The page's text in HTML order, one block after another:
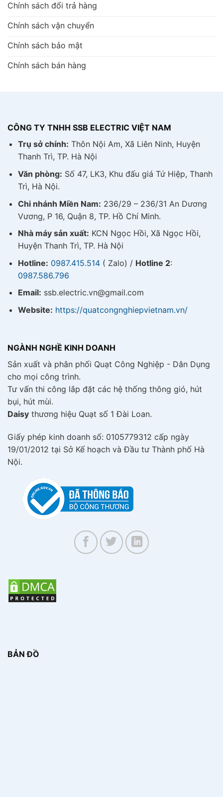
Chính sách đổi trả hàng
Chính sách vận chuyển
Chính sách bảo mật
Chính sách bán hàng
CÔNG TY TNHH SSB ELECTRIC VIỆT NAM
Trụ sở chính: Thôn Nội Am, Xã Liên Ninh, Huyện
Thanh Trì, TP. Hà Nội
Văn phòng: Số 47, LK3, Khu đấu giá Tứ Hiệp, Thanh
Trì, Hà Nội.
Chi nhánh Miền Nam: 236/29 – 236/31 An Dương
Vương, P 16, Quận 8, TP. Hồ Chí Minh.
Nhà máy sản xuất: KCN Ngọc Hồi, Xã Ngọc Hồi,
Huyện Thanh Trì, TP. Hà Nội
Hotline: 0987.415.514( Zalo) / Hotline 2:
0987.586.796
Email: ssb.electric.vn@gmail.com
Website: https://quatcongnghiepvietnam.vn/
NGÀNH NGHỀ KINH DOANH
Sản xuất và phân phối Quạt Công Nghiệp - Dân Dụng
cho mọi công trình.
Tư vấn thi công lắp đặt các hệ thống thông gió, hút
bụi, hút mùi.
Daisy thương hiệu Quạt số 1 Đài Loan.
Giấy phép kinh doanh số: 0105779312 cấp ngày
19/01/2012 tại Sở Kế hoạch và Đầu tư Thành phố Hà
Nội.
BẢN ĐỒ